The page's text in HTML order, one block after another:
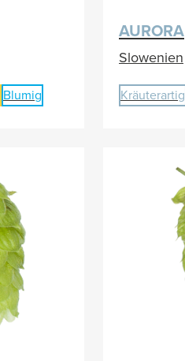
Blumig
AURORA
Slowenien
Kräuterartig